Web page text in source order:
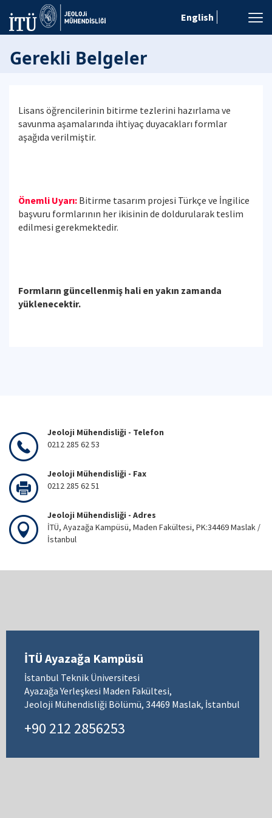
English
Gerekli Belgeler
Lisans öğrencilerinin bitirme tezlerini hazırlama ve
savunma aşamalarında ihtiyaç duyacakları formlar
aşağıda verilmiştir.
Önemli Uyarı: Bitirme tasarım projesi Türkçe ve İngilice
başvuru formlarının her ikisinin de doldurularak teslim
edilmesi gerekmektedir.
Formların güncellenmiş hali en yakın zamanda
yüklenecektir.
Jeoloji Mühendisliği - Telefon
0212 285 62 53
Jeoloji Mühendisliği - Fax
0212 285 62 51
Jeoloji Mühendisliği - Adres
İTÜ, Ayazağa Kampüsü, Maden Fakültesi, PK:34469 Maslak /
İstanbul
İTÜ Ayazağa Kampüsü
İstanbul Teknik Üniversitesi
Ayazağa Yerleşkesi Maden Fakültesi,
Jeoloji Mühendisliği Bölümü, 34469 Maslak, İstanbul
+90 212 2856253